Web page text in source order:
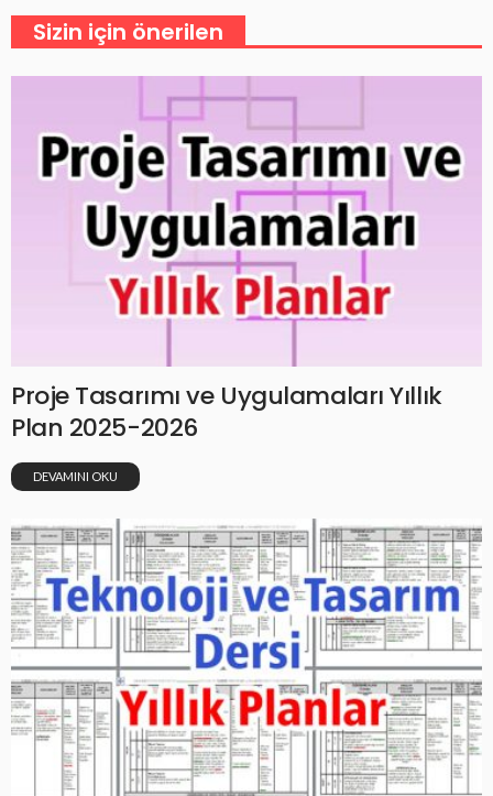
Sizin için önerilen
Proje Tasarımı ve Uygulamaları Yıllık
Plan 2025-2026
DEVAMINI OKU